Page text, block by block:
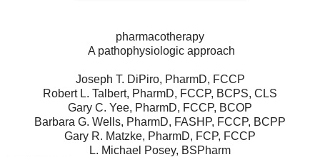
pharmacotherapy
A pathophysiologic approach
Joseph T. DiPiro, PharmD, FCCP
Robert L. Talbert, PharmD, FCCP, BCPS, CLS
Gary C. Yee, PharmD, FCCP, BCOP
Barbara G. Wells, PharmD, FASHP, FCCP, BCPP
Gary R. Matzke, PharmD, FCP, FCCP
L. Michael Posey, BSPharm